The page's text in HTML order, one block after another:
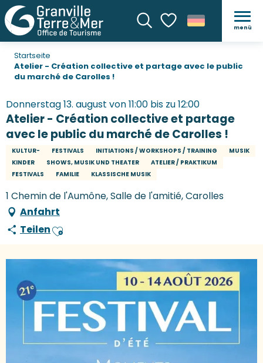
SucheVoir les favoris
menü
Startseite
Atelier - Création collective et partage avec le public
du marché de Carolles !
Donnerstag 13. august von 11:00 bis zu 12:00
Atelier - Création collective et partage
avec le public du marché de Carolles !
KULTUR- FESTIVALS INITIATIONS / WORKSHOPS / TRAINING
MUSIK
KINDER
SHOWS, MUSIK UND THEATER
ATELIER / PRAKTIKUM
FESTIVALS
FAMILIE KLASSISCHE MUSIK
1 Chemin de l'Aumône, Salle de l'amitié, Carolles
Anfahrt
TeilenAjouter aux favoris